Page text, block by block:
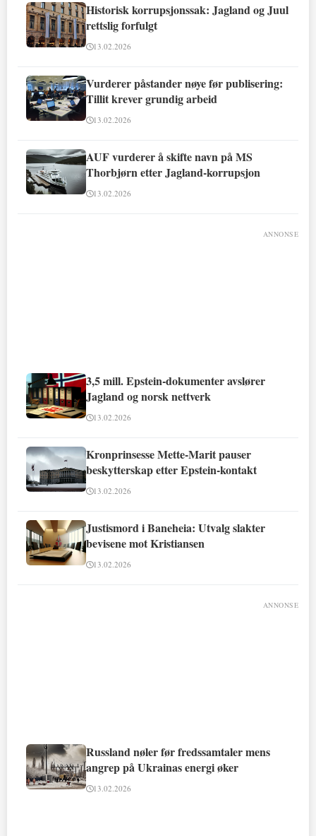
Historisk korrupsjonssak: Jagland og Juul
rettslig forfulgt
13.02.2026
Vurderer påstander nøye før publisering:
Tillit krever grundig arbeid
13.02.2026
AUF vurderer å skifte navn på MS
Thorbjørn etter Jagland-korrupsjon
13.02.2026
ANNONSE
3,5 mill. Epstein-dokumenter avslører
Jagland og norsk nettverk
13.02.2026
Kronprinsesse Mette-Marit pauser
beskytterskap etter Epstein-kontakt
13.02.2026
Justismord i Baneheia: Utvalg slakter
bevisene mot Kristiansen
13.02.2026
ANNONSE
Russland nøler før fredssamtaler mens
angrep på Ukrainas energi øker
13.02.2026